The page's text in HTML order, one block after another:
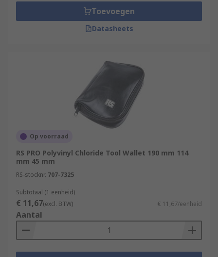
Toevoegen
Datasheets
Op voorraad
RS PRO Polyvinyl Chloride Tool Wallet 190 mm 114
mm 45 mm
RS-stocknr. 707-7325
Subtotaal (1 eenheid)
€ 11,67(excl. BTW) € 11,67/eenheid
Aantal